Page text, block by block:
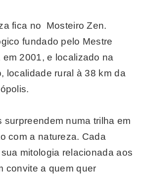
fica no Mosteiro Zen.
fundado pelo Mestre
em 2001, e localizado na
localidade rural à 38 km da
surpreendem numa trilha em
com a natureza. Cada
mitologia relacionada aos
convite a quem quer